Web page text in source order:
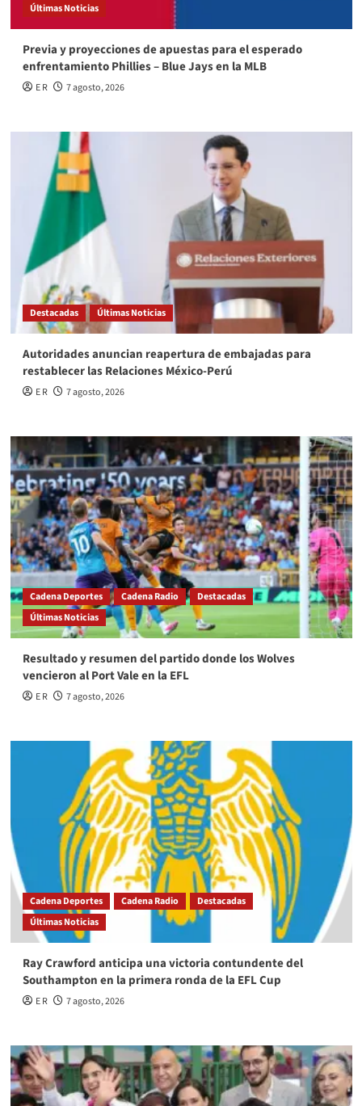
Últimas Noticias
Previa y proyecciones de apuestas para el esperado
enfrentamiento Phillies – Blue Jays en la MLB
E R 7 agosto, 2026
Destacadas Últimas Noticias
Autoridades anuncian reapertura de embajadas para
restablecer las Relaciones México-Perú
E R 7 agosto, 2026
Cadena Deportes Cadena Radio
Destacadas
Últimas Noticias
Resultado y resumen del partido donde los Wolves
vencieron al Port Vale en la EFL
E R 7 agosto, 2026
Cadena Deportes Cadena Radio
Destacadas
Últimas Noticias
Ray Crawford anticipa una victoria contundente del
Southampton en la primera ronda de la EFL Cup
E R 7 agosto, 2026